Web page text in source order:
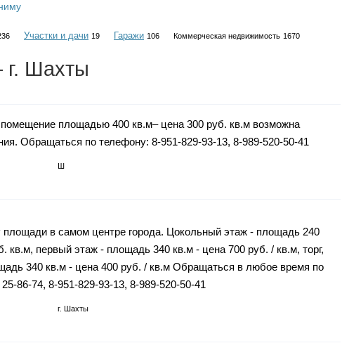
Участки и дачи 19 Гаражи 106 Коммерческая недвижимость 1670
Шахты
площадью 400 кв.м– цена 300 руб. кв.м возможна
Обращаться по телефону: 8-951-829-93-13, 8-989-520-50-41
Ш
в самом центре города. Цокольный этаж - площадь 240
кв.м, первый этаж - площадь 340 кв.м - цена 700 руб. / кв.м, торг,
340 кв.м - цена 400 руб. / кв.м Обращаться в любое время по
86-74, 8-951-829-93-13, 8-989-520-50-41
г. Шахты